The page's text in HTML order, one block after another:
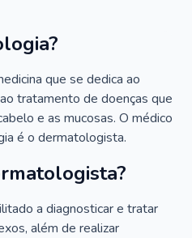
que se dedica ao
tratamento de doenças que
e as mucosas. O médico
é o dermatologista.
a diagnosticar e tratar
além de realizar